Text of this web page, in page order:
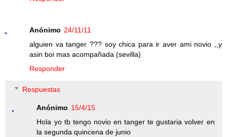
Anónimo 24/11/11
alguien va tanger ??? soy chica para ir aver ami novio ,,y
asin boi mas acompañada (sevilla)
Responder
Respuestas
Anónimo 15/4/15
Hola yo tb tengo novio en tanger te gustaria volver en
la segunda quincena de junio